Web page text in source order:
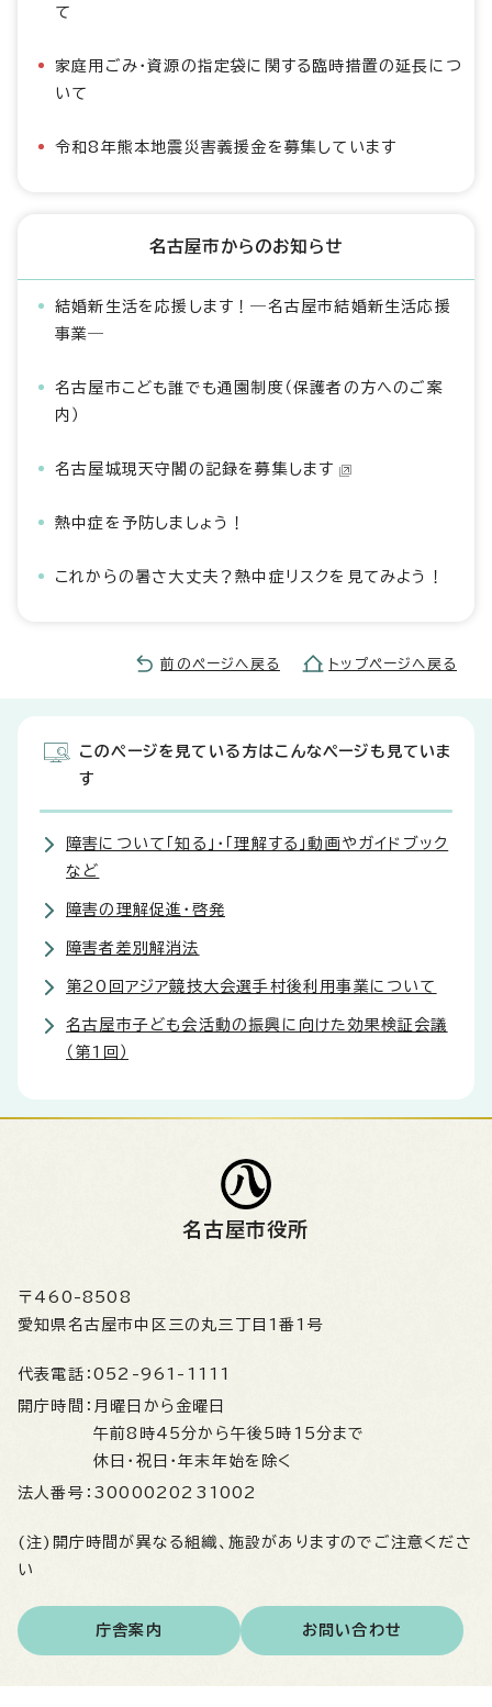
て
家庭用ごみ・資源の指定袋に関する臨時措置の延長につ
いて
令和8年熊本地震災害義援金を募集しています
名古屋市からのお知らせ
結婚新生活を応援します！―名古屋市結婚新生活応援
事業―
名古屋市こども誰でも通園制度（保護者の方へのご案
内）
名古屋城現天守閣の記録を募集します
熱中症を予防しましょう！
これからの暑さ大丈夫？熱中症リスクを見てみよう！
前のページへ戻る トップページへ戻る
このページを見ている方はこんなページも見ていま
す
障害について「知る」・「理解する」動画やガイドブック
など
障害の理解促進・啓発
障害者差別解消法
第20回アジア競技大会選手村後利用事業について
名古屋市子ども会活動の振興に向けた効果検証会議
（第1回）
名古屋市役所
〒460-8508
愛知県名古屋市中区三の丸三丁目1番1号
代表電話： 052-961-1111
開庁時間： 月曜日から金曜日
午前8時45分から午後5時15分まで
休日・祝日・年末年始を除く
法人番号： 3000020231002
(注)開庁時間が異なる組織、施設がありますのでご注意くださ
い
庁舎案内 お問い合わせ